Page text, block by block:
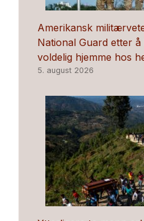
Amerikansk
National Guard etter
voldelig hjemme hos
5. august 2026